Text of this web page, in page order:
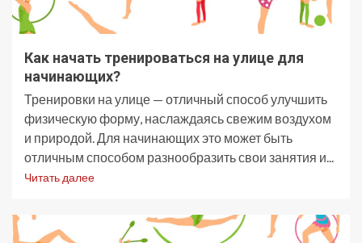
Как начать тренироваться на улице для
начинающих?
Тренировки на улице — отличный способ улучшить
физическую форму, наслаждаясь свежим воздухом
и природой. Для начинающих это может быть
отличным способом разнообразить свои занятия и...
Читать далее